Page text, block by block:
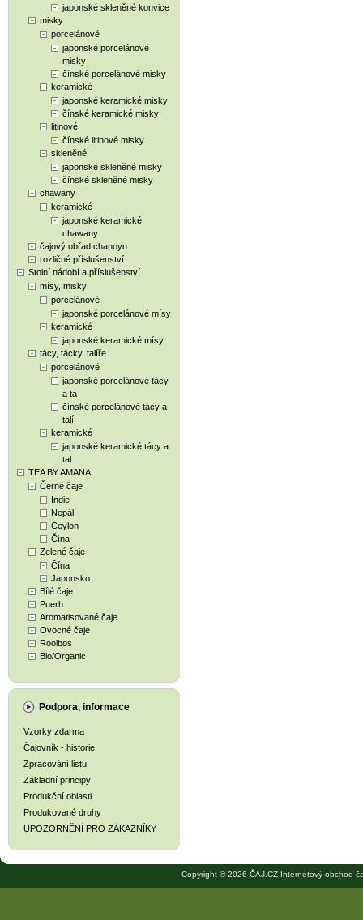
japonské skleněné konvice
misky
porcelánové
japonské porcelánové
misky
čínské porcelánové misky
keramické
japonské keramické misky
čínské keramické misky
litinové
čínské litinové misky
skleněné
japonské skleněné misky
čínské skleněné misky
chawany
keramické
japonské keramické
chawany
čajový obřad chanoyu
rozličné příslušenství
Stolní nádobí a příslušenství
mísy, misky
porcelánové
japonské porcelánové mísy
keramické
japonské keramické mísy
tácy, tácky, talíře
porcelánové
japonské porcelánové tácy
a ta
čínské porcelánové tácy a
talí
keramické
japonské keramické tácy a
tal
TEA BY AMANA
Černé čaje
Indie
Nepál
Ceylon
Čína
Zelené čaje
Čína
Japonsko
Bílé čaje
Puerh
Aromatisované čaje
Ovocné čaje
Rooibos
Bio/Organic
Podpora, informace
Vzorky zdarma
Čajovník - historie
Zpracování listu
Základní principy
Produkční oblasti
Produkované druhy
UPOZORNĚNÍ PRO ZÁKAZNÍKY
Copyright © 2026 ČAJ.CZ Internetový obchod